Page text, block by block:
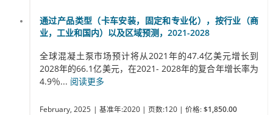
通过产品类型（卡车安装，固定和专业化），按行业（商
业，工业和国内）以及区域预测，2021-2028
全球混凝土泵市场预计将从2021年的47.4亿美元增长到
2028年的66.1亿美元，在2021- 2028年的复合年增长率为
4.9％... 阅读更多
February, 2025 | 基准年:2020 | 页数:120 | 价格: $1,850.00